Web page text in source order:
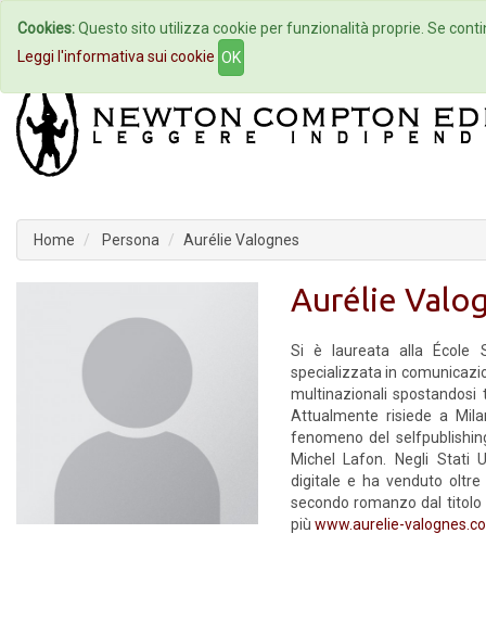
Home Autori Eventi
Home Persona Aurélie Valognes
Aurélie
Si è laureata alla École
specializzata in
multinazionali spostandosi
Attualmente risiede a
fenomeno del
Michel Lafon. Negli Stati
digitale e ha venduto oltre
secondo romanzo dal titolo
più www.aurelie-
Cookies:Questo sito utilizza cookie per funzionalità proprie. Se
Leggi l'informativa sui cookie OK